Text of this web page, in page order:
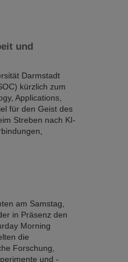
und
Darmstadt
kürzlich zum
Applications,
für den Geist des
Streben nach KI-
am Samstag,
in Präsenz den
Morning
die
Forschung,
und -